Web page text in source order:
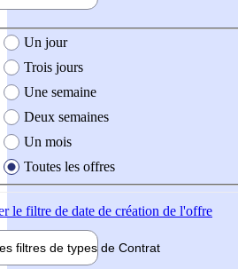
création de l'offre
Un jour
Trois jours
Une semaine
Deux semaines
Un mois
Toutes les offres
le filtre de date de création de l'offre
filtres de types de Contrat